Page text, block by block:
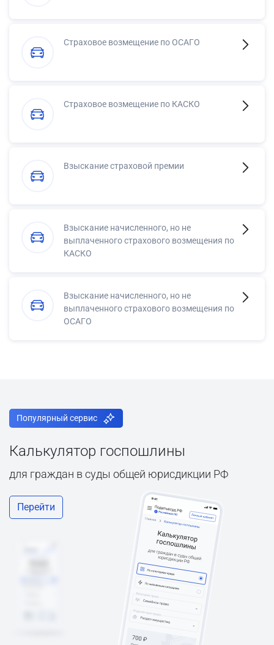
Страховое возмещение по ОСАГО
Страховое возмещение по КАСКО
Взыскание страховой премии
Взыскание начисленного, но не
выплаченного страхового возмещения по
КАСКО
Взыскание начисленного, но не
выплаченного страхового возмещения по
ОСАГО
Популярный сервис
Калькулятор госпошлины
для граждан в суды общей юрисдикции РФ
Перейти